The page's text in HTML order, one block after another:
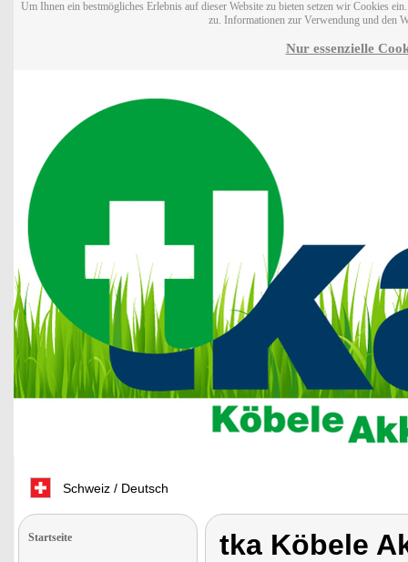
Um Ihnen ein bestmögliches Erlebnis auf dieser Website zu bieten setzen wir Cookies
zu. Informationen zur Verwendung und den
Nur essenzielle
Schweiz / Deutsch
Startseite tka Köbele